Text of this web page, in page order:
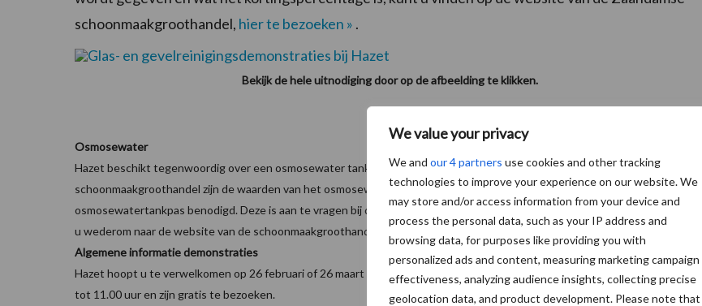
We value your privacy
We and our 4 partners use cookies and other tracking
technologies to improve your experience on our website. We
may store and/or access information from your device and
process the personal data, such as your IP address and
browsing data, for purposes like providing you with
personalized ads and content, measuring marketing campaign
effectiveness, analyzing audience insights, collecting precise
geolocation data, and product development. Please note that
schoonmaakgroothandel, hier te bezoeken » .
Bekijk de hele uitnodiging door op de afbeelding te klikken.
Osmosewater
Hazet beschikt tegenwoordig over een osmosewater tankpunt. De minimale afname bedraagt slechts tien liter. Volgens de
schoonmaakgroothandel zijn de waarden van het osmosewater zeer gunstig. Om gebruik te maken van het tankpunt is een
osmosewatertankpas benodigd. Deze is aan te vragen bij de Hazet-medewerkers in de showroom. Voor prijzen verwijzen wij
u wederom naar de website van de schoonmaakgroothandel uit Zaandam,
hier te bezoeken »
Algemene informatie demonstraties
Hazet hoopt u te verwelkomen op 26 februari of 26 maart 2019. De glas- en gevelreinigingdemonstraties zijn van 07.30 uur
tot 11.00 uur en zijn gratis te bezoeken.